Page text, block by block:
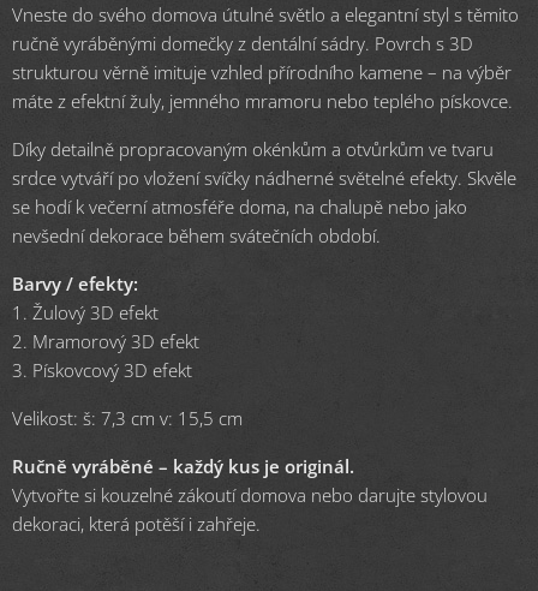
Vneste do svého domova útulné světlo a elegantní styl s těmito
ručně vyráběnými domečky z dentální sádry. Povrch s 3D
strukturou věrně imituje vzhled přírodního kamene – na výběr
máte z efektní žuly, jemného mramoru nebo teplého pískovce.
Díky detailně propracovaným okénkům a otvůrkům ve tvaru
srdce vytváří po vložení svíčky nádherné světelné efekty. Skvěle
se hodí k večerní atmosféře doma, na chalupě nebo jako
nevšední dekorace během svátečních období.
Barvy / efekty:
1. Žulový 3D efekt
2. Mramorový 3D efekt
3. Pískovcový 3D efekt
Velikost: š: 7,3 cm v: 15,5 cm
Ručně vyráběné – každý kus je originál.
Vytvořte si kouzelné zákoutí domova nebo darujte stylovou
dekoraci, která potěší i zahřeje.